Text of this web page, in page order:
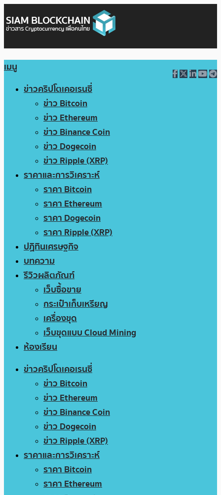
เมนู
ข่าวคริปโตเคอเรนซี่
ข่าว Bitcoin
ข่าว Ethereum
ข่าว Binance Coin
ข่าว Dogecoin
ข่าว Ripple (XRP)
ราคาและการวิเคราะห์
ราคา Bitcoin
ราคา Ethereum
ราคา Dogecoin
ราคา Ripple (XRP)
ปฏิทินเศรษฐกิจ
บทความ
รีวิวผลิตภัณฑ์
เว็บซื้อขาย
กระเป๋าเก็บเหรียญ
เครื่องขุด
เว็บขุดแบบ Cloud Mining
ห้องเรียน
ข่าวคริปโตเคอเรนซี่
ข่าว Bitcoin
ข่าว Ethereum
ข่าว Binance Coin
ข่าว Dogecoin
ข่าว Ripple (XRP)
ราคาและการวิเคราะห์
ราคา Bitcoin
ราคา Ethereum